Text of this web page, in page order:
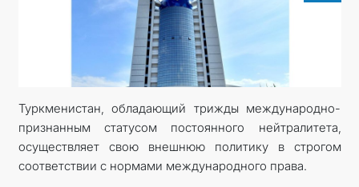
КОНСУЛЬСКИЕ УСЛУГИ
МИД
КОНТАКТНЫЕ ДАННЫЕ
Туркменистан, обладающий трижды международно-
признанным статусом постоянного нейтралитета,
осуществляет свою внешнюю политику в строгом
соответствии с нормами международного права.